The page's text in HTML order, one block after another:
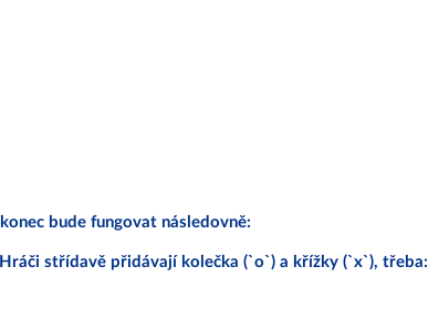
bude fungovat následovně:
střídavě přidávají kolečka (`o`) a křížky (`x`), třeba: